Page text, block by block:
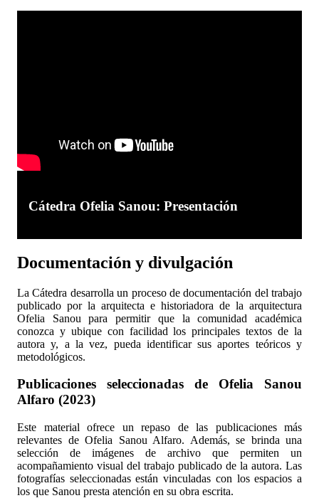
Cátedra Ofelia Sanou: Presentación
Documentación y divulgación
La Cátedra desarrolla un proceso de documentación del trabajo
publicado por la arquitecta e historiadora de la arquitectura
Ofelia Sanou para permitir que la comunidad académica
conozca y ubique con facilidad los principales textos de la
autora y, a la vez, pueda identificar sus aportes teóricos y
metodológicos.
Publicaciones seleccionadas de Ofelia Sanou
Alfaro (2023)
Este material ofrece un repaso de las publicaciones más
relevantes de Ofelia Sanou Alfaro. Además, se brinda una
selección de imágenes de archivo que permiten un
acompañamiento visual del trabajo publicado de la autora. Las
fotografías seleccionadas están vinculadas con los espacios a
los que Sanou presta atención en su obra escrita.